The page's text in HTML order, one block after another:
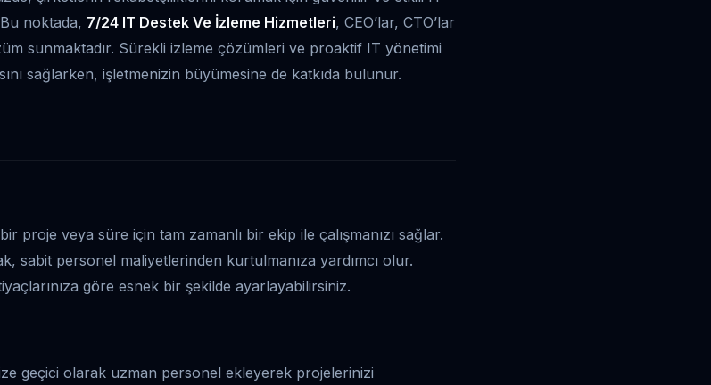
noktada, 7/24 IT Destek Ve İzleme Hizmetleri, CEO’lar, CTO’lar
sunmaktadır. Sürekli izleme çözümleri ve proaktif IT yönetimi
sağlarken, işletmenizin büyümesine de katkıda bulunur.
proje veya süre için tam zamanlı bir ekip ile çalışmanızı sağlar.
sabit personel maliyetlerinden kurtulmanıza yardımcı olur.
göre esnek bir şekilde ayarlayabilirsiniz.
geçici olarak uzman personel ekleyerek projelerinizi